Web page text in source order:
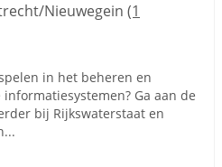
Nieuwegein (1
in het beheren en
Ga aan de
bij Rijkswaterstaat en